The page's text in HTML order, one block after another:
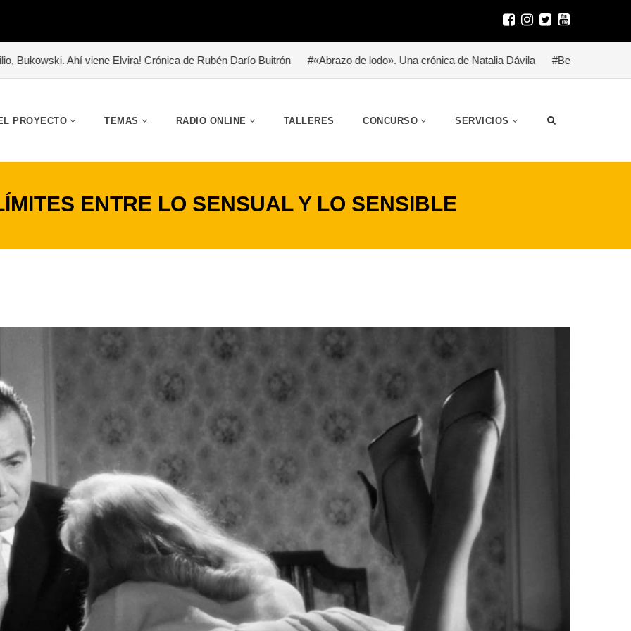
Ahí viene Elvira! Crónica de Rubén Darío Buitrón #«Abrazo de lodo». Una crónica de Natalia Dávila #Besitoterapia para un héroe
PROYECTO TEMAS RADIO ONLINE TALLERES CONCURSO SERVICIOS
ENTRE LO SENSUAL Y LO SENSIBLE